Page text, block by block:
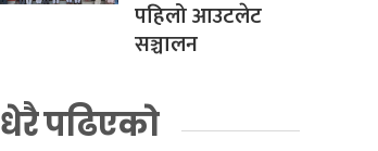
पहिलो आउटलेट
सञ्चालन
धेरै पढिएको